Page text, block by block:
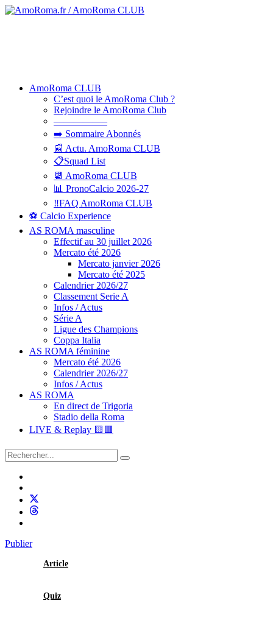
AmoRoma CLUB
C’est quoi le AmoRoma Club ?
Rejoindre le AmoRoma Club
—————–
➡️ Sommaire Abonnés
📰 Actu. AmoRoma CLUB
📋Squad List
📆 AmoRoma CLUB
📊 PronoCalcio 2026-27
‼️FAQ AmoRoma CLUB
⚽ Calcio Experience
AS ROMA masculine
Effectif au 30 juillet 2026
Mercato été 2026
Mercato janvier 2026
Mercato été 2025
Calendrier 2026/27
Classement Serie A
Infos / Actus
Série A
Ligue des Champions
Coppa Italia
AS ROMA féminine
Mercato été 2026
Calendrier 2026/27
Infos / Actus
AS ROMA
En direct de Trigoria
Stadio della Roma
LIVE & Replay 🟨🟥
Publier
Article
Quiz